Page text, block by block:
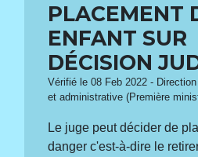
PLACEMENT
ENFANT SUR
DÉCISION
Vérifié le 08 Feb 2022 -
et administrative (Première
Le juge peut décider de
danger c'est-à-dire le